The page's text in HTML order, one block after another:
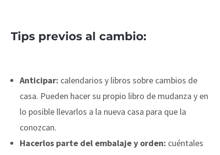
Tips previos al cambio:
Anticipar: calendarios y libros sobre cambios de
casa. Pueden hacer su propio libro de mudanza y en
lo posible llevarlos a la nueva casa para que la
conozcan.
Hacerlos parte del embalaje y orden: cuéntales